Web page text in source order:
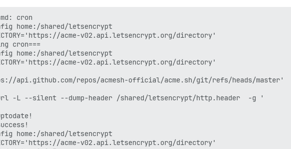
UTC 2020] sleep 2 secs to verify
[Tue Jun 30 00:51:08 UTC 2020] checking
[Tue Jun 30 00:51:08 UTC 2020] url='https://acme-v02.api.letsencrypt.org/acme/chall-v3/5562603567/kO4gww'
[Tue Jun 30 00:51:08 UTC 2020] payload
[Tue Jun 30 00:51:08 UTC 2020] POST
[Tue Jun 30 00:51:08 UTC 2020] _post_url='https://acme-v02.api.letsencrypt.org/acme/chall-v3/5562603567/kO4gww'
[Tue Jun 30 00:51:08 UTC 2020] _CURL='curl -L --silent --dump-header /shared/letsencrypt/http.header  -g '
[Tue Jun 30 00:51:08 UTC 2020] _ret='0'
[Tue Jun 30 00:51:08 UTC 2020] code='200'
[Tue Jun 30 00:51:08 UTC 2020] Pending
[Tue Jun 30 00:51:08 UTC 2020] sleep 2 secs to verify
[Tue Jun 30 00:51:10 UTC 2020] checking
[Tue Jun 30 00:51:10 UTC 2020] url='https://acme-v02.api.letsencrypt.org/acme/chall-v3/5562603567/kO4gww'
[Tue Jun 30 00:51:10 UTC 2020] payload
[Tue Jun 30 00:51:10 UTC 2020] POST
[Tue Jun 30 00:51:10 UTC 2020] _post_url='https://acme-v02.api.letsencrypt.org/acme/chall-v3/5562603567/kO4gww'
[Tue Jun 30 00:51:10 UTC 2020] _CURL='curl -L --silent --dump-header /shared/letsencrypt/http.header  -g '
[Tue Jun 30 00:51:11 UTC 2020] _ret='0'
[Tue Jun 30 00:51:11 UTC 2020] code='200'
[Tue Jun 30 00:51:11 UTC 2020] Pending
[Tue Jun 30 00:51:11 UTC 2020] sleep 2 secs to verify
[Tue Jun 30 00:51:13 UTC 2020] checking
[Tue Jun 30 00:51:13 UTC 2020] url='https://acme-v02.api.letsencrypt.org/acme/chall-v3/5562603567/kO4gww'
[Tue Jun 30 00:51:13 UTC 2020] payload
[Tue Jun 30 00:51:13 UTC 2020] POST
[Tue Jun 30 00:51:13 UTC 2020] _post_url='https://acme-v02.api.letsencrypt.org/acme/chall-v3/5562603567/kO4gww'
[Tu